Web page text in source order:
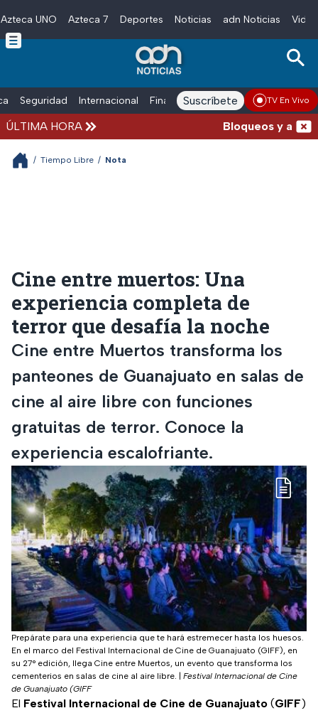
Skip to main content
Azteca UNO Azteca 7 Deportes Noticias adn Noticias
Seguridad Internacional Finanzas adn Noticias Radio
Suscríbete TV En Vivo
ÚLTIMA HORA Bloqueos y
/ Tiempo Libre / Nota
Cine entre muertos: Una
experiencia completa de
terror que desafía la noche
Cine entre Muertos transforma los
panteones de Guanajuato en salas de
cine al aire libre con funciones
gratuitas de terror. Conoce la
experiencia escalofriante.
Prepárate para una experiencia que te hará estremecer hasta los huesos.
En el marco del Festival Internacional de Cine de Guanajuato (GIFF), en
su 27° edición, llega Cine entre Muertos, un evento que transforma los
cementerios en salas de cine al aire libre.
Festival Internacional de Cine
de Guanajuato (GIFF
El Festival Internacional de Cine de Guanajuato (GIFF)